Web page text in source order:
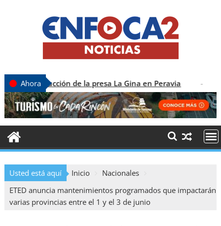
Ahorade la presa La Gina en Peravia
Usted está aquí Inicio
Nacionales
ETED anuncia mantenimientos programados que impactarán
varias provincias entre el 1 y el 3 de junio